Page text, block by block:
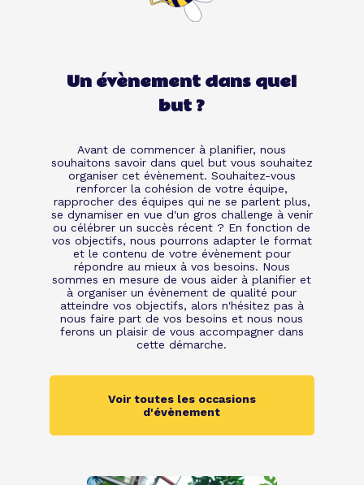
Un évènement dans quel
but ?
Avant de commencer à planifier, nous
souhaitons savoir dans quel but vous souhaitez
organiser cet évènement. Souhaitez-vous
renforcer la cohésion de votre équipe,
rapprocher des équipes qui ne se parlent plus,
se dynamiser en vue d'un gros challenge à venir
ou célébrer un succès récent ? En fonction de
vos objectifs, nous pourrons adapter le format
et le contenu de votre évènement pour
répondre au mieux à vos besoins. Nous
sommes en mesure de vous aider à planifier et
à organiser un évènement de qualité pour
atteindre vos objectifs, alors n'hésitez pas à
nous faire part de vos besoins et nous nous
ferons un plaisir de vous accompagner dans
cette démarche.
Voir toutes les occasions
d'évènement